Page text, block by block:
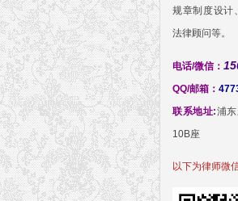
规章制度设计
法律顾问等。
电话/微信：
QQ/邮箱：
联系地址:浦
10B座
以下为律师微